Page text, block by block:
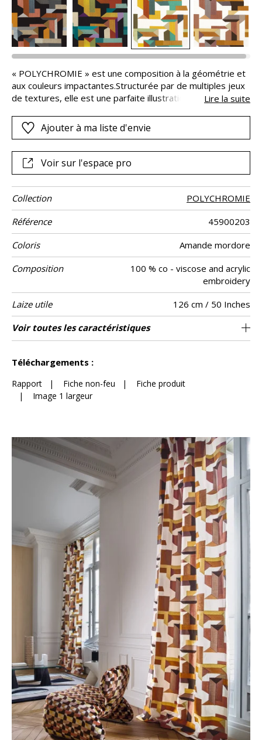
« POLYCHROMIE » est une composition à la géométrie et
aux couleurs impactantes.Structurée par de multiples jeux
de textures, elle est une parfaite illustration du travail sur
l’expérimentation des couleurs à la métamorphose des
tissus, l’héritage du courant artistique s’exprime sur la toile
viscose, les figures géométriques oscillent entre
POLYCHROMIE est proposée en quatre coloris.
Lire la suite
Ajouter à ma liste d'envie
Voir sur l'espace pro
Collection
POLYCHROMIE
Référence
45900203
Coloris
Amande mordore
Composition
100 % co - viscose and acrylic
embroidery
Laize utile
126 cm / 50 Inches
Raccord
Raccord droit
Sens De large
Poids g/m² 345
Performance
Accoustique
aw - 0.15
Usage
Entretien
Pays d'origine Inde
Rapport
Horizontal
63 cm / 25 Inches
Rapport
Vertical
48 cm / 19 Inches
Voir toutes les caractéristiques
Téléchargements :
Rapport | Fiche non-feu |
Fiche produit
| Image 1 largeur